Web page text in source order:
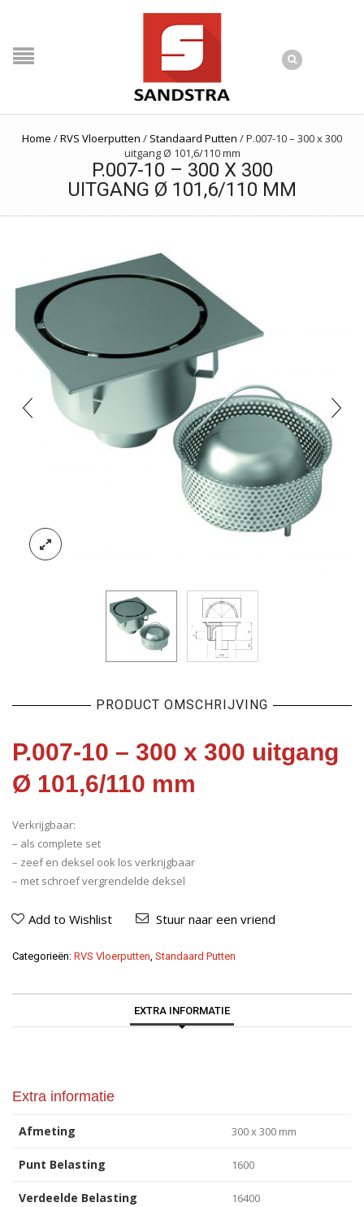
Home /RVS Vloerputten / Standaard Putten /P.007-10 – 300 x 300
uitgang Ø 101,6/110 mm
P.007-10 – 300 X 300
UITGANG Ø 101,6/110 MM
PRODUCT OMSCHRIJVING
P.007-10 – 300 x 300 uitgang
Ø 101,6/110 mm
Verkrijgbaar:
– als complete set
– zeef en deksel ook los verkrijgbaar
– met schroef vergrendelde deksel
Add to Wishlist Stuur naar een vriend
Categorieën: RVS Vloerputten, Standaard Putten
EXTRA INFORMATIE
Extra informatie
Afmeting 300 x 300 mm
Punt Belasting 1600
Verdeelde Belasting 16400